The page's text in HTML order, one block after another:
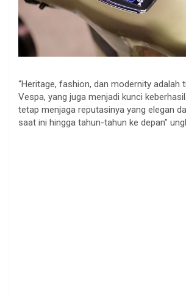
“Heritage, fashion, dan modernity adalah
Vespa, yang juga menjadi kunci
tetap menjaga reputasinya yang elegan
saat ini hingga tahun-tahun ke depan”